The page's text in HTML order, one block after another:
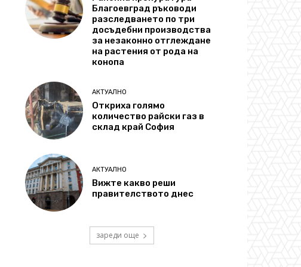
Благоевград ръководи
разследването по три
досъдебни производства
за незаконно отглеждане
на растения от рода на
конопа
АКТУАЛНО
Откриха голямо
количество райски газ в
склад край София
АКТУАЛНО
Вижте какво реши
правителството днес
зареди още